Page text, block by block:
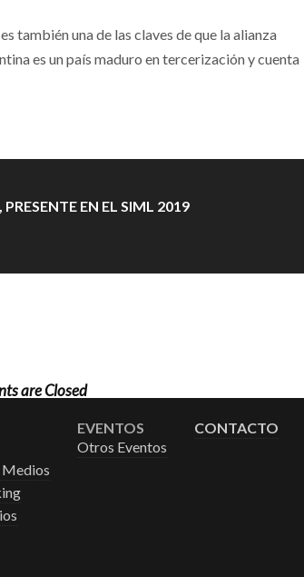
también una de las claves de que la alianza
es un país maduro en tercerización y cuenta
PRESENTE EN EL SIML 2019
are Closed
Medios
EVENTOS
Otros Eventos
CONTACTO